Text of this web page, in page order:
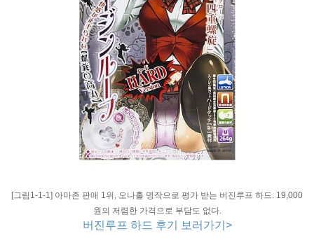
[그림1-1-1] 아마존 판매 1위, 오나홀 명작으로 평가 받는 버진루프 하드. 19,000
원의 저렴한 가격으로 부담도 없다.
버진루프 하드 후기 보러가기>